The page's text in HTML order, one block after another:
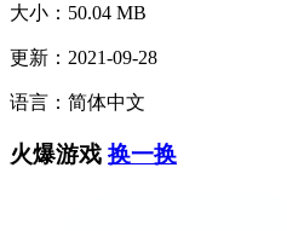
大小：50.04 MB
更新：2021-09-28
语言：简体中文
火爆游戏 换一换